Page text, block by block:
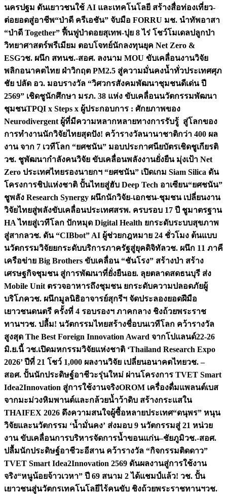
นครปฐม ดันเยาวชนใช้ AI และเทคโนโลยี สร้างสื่อท่องเที่ยว-
ต่อยอดสู่อาชีพ“ป่าดี ครีเอชัน” จับมือ FORRU มช. นำทัพอาสา
“ป่าดี Together” ฟื้นฟูป่าดอยสุเทพ-ปุย 8 ไร่ โชว์โมเดลปลูกป่า
วิทยาศาสตร์พรีเมียม ตอบโจทย์นักลงทุนยุค Net Zero &
ESGวช. ผนึก สทนช.-สอศ. ลงนาม MOU ขับเคลื่อนงานวิจัย
พลิกอนาคตไทย ฝ่าวิกฤต PM2.5 สู่ความมั่นคงน้ำทั่วประเทศศุภ
ชัย ปลัด อว. มอบรางวัล “วิศวกรสังคมพัฒนาชุมชนดีเด่น ปี
2569” เชิดชูนักศึกษา มรภ. 38 แห่ง ขับเคลื่อนนวัตกรรมพัฒนา
ชุมชนTPQI x Steps x ผู้ประกอบการ : ศักยภาพของ
Neurodivergent ผู้ที่มีความหลากหลายทางการรับรู้ สู่โลกของ
การทำงานนักวิจัยไทยสุดปัง! คว้ารางวัลนานาชาติกว่า 400 ผล
งาน จาก 7 เวทีโลก “ยศชนัน” มอบประกาศนียบัตรเชิดชูเกียรติ
วช. ชูพัฒนากำลังคนวิจัย ขับเคลื่อนพลังงานยั่งยืน มุ่งเป้า Net
Zero ประเทศไทยรองนายกฯ “ยศชนัน” เปิดเกม Siam Silica ดัน
โครงการชิปแห่งชาติ ปั้นไทยสู่ฮับ Deep Tech อาเซียน“ยศชนัน”
ชูพลัง Research Synergy ผนึกนักวิจัย-เอกชน-ชุมชน เปลี่ยนงาน
วิจัยไทยสู่พลังขับเคลื่อนประเทศสรพ. ครบรอบ 17 ปี ชูมาตรฐาน
HA ไทยสู่เวทีโลก ปักหมุด Digital Health ยกระดับระบบสุขภาพ
สู่สากลวช. ดัน “CIBbot” AI ผู้ช่วยกฎหมาย 24 ชั่วโมง ต้นแบบ
นวัตกรรมวิจัยยกระดับบริการภาครัฐสู่ยุคดิจิทัลวช. ผนึก 11 ภาคี
เครือข่าย Big Brothers ขับเคลื่อน “ชันโรง” สร้างป่า สร้าง
เศรษฐกิจชุมชน สู่การพัฒนาที่ยั่งยืนอย. ลุยตลาดสดธนบุรี ส่ง
Mobile Unit ตรวจอาหารถึงชุมชน ยกระดับความปลอดภัยผู้
บริโภควช. ผนึกมูลนิธิอาจารย์สุกรีฯ จัดประลองยอดฝีมือ
เยาวชนดนตรี ครั้งที่ 4 รอบรองฯ ภาคกลาง ชิงถ้วยพระราช
ทานฯวช. ปลื้ม! นวัตกรรมไทยสร้างชื่อบนเวทีโลก คว้ารางวัล
สูงสุด The Best Foreign Innovation Award จากโปแลนด์22-26
มิ.ย.นี้ วช.เปิดมหกรรมวิจัยแห่งชาติ ‘Thailand Research Expo
2026’ ปีที่ 21 โชว์ 1,000 ผลงานวิจัย เปลี่ยนอนาคตไทยวช. –
สอศ. ปั้นนักประดิษฐ์อาชีวะรุ่นใหม่ ผ่านโครงการ TVET Smart
Idea2Innovation สู่การใช้งานจริงOROM เครื่องดื่มแพลนต์เบส
จากมะม่วงหิมพานต์และกล้วยน้ำว้าดิบ สร้างกระแสใน
THAIFEX 2026 ดึงความสนใจผู้ซื้อหลายประเทศ“ดนุพร” หนุน
วิจัยและนวัตกรรม ‘น้ำมั่นคง’ ส่งมอบ 9 นวัตกรรมสู่ 21 หน่วย
งาน ขับเคลื่อนการบริหารจัดการน้ำขอนแก่น–ชัยภูมิวช.-สอศ.
ปลื้มนักประดิษฐ์อาชีวะอีสาน คว้ารางวัล “กิจกรรมติดดาว”
TVET Smart Idea2Innovation 2569 ดันผลงานสู่การใช้งาน
จริง“หนูน้อยจ้าวเวหา” ปี 69 สนาม 2 ได้แชมป์แล้ว! วช. ปั้น
เยาวชนสู่นวัตกรเทคโนโลยีไร้คนขับ ชิงถ้วยพระราชทานฯวช.